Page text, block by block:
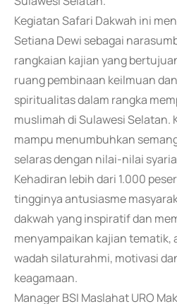
Kegiatan Safari Dakwah ini
Setiana Dewi sebagai
rangkaian kajian yang
ruang pembinaan keilmuan
spiritualitas dalam rangka
muslimah di Sulawesi Selatan.
mampu menumbuhkan
selaras dengan nilai-nilai
Kehadiran lebih dari 1.000
tingginya antusiasme
dakwah yang inspiratif dan
menyampaikan kajian tematik,
wadah silaturahmi, motivasi
keagamaan.
Manager BSI Maslahat URO